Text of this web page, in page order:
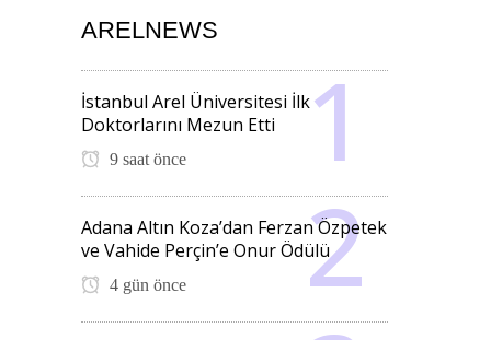
ARELNEWS
İstanbul Arel Üniversitesi İlk
Doktorlarını Mezun Etti
9 saat önce
Adana Altın Koza’dan Ferzan Özpetek
ve Vahide Perçin’e Onur Ödülü
4 gün önce